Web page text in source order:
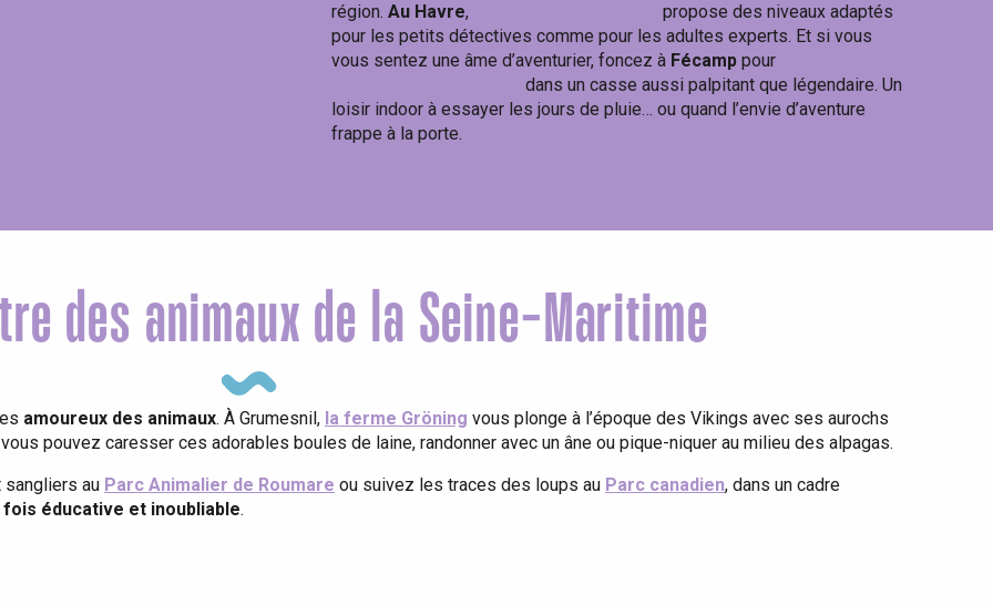
région. Au Havre,
propose des niveaux adaptés
pour les petits détectives comme pour les adultes experts. Et si vous
vous sentez une âme d’aventurier, foncez à Fécamp pour
dans un casse aussi palpitant que légendaire. Un
loisir indoor à essayer les jours de pluie… ou quand l’envie d’aventure
frappe à la porte.
des animaux de la Seine-Maritime
amoureux des animaux. À Grumesnil, la ferme Gröning vous plonge à l’époque des Vikings avec ses aurochs
pouvez caresser ces adorables boules de laine, randonner avec un âne ou pique-niquer au milieu des alpagas.
sangliers au Parc Animalier de Roumare ou suivez les traces des loups au Parc canadien, dans un cadre
éducative et inoubliable.